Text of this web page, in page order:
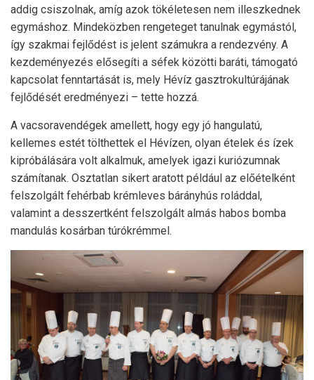
addig csiszolnak, amíg azok tökéletesen nem illeszkednek
egymáshoz. Mindeközben rengeteget tanulnak egymástól,
így szakmai fejlődést is jelent számukra a rendezvény. A
kezdeményezés elősegíti a séfek közötti baráti, támogató
kapcsolat fenntartását is, mely Hévíz gasztrokultúrájának
fejlődését eredményezi – tette hozzá.
A vacsoravendégek amellett, hogy egy jó hangulatú,
kellemes estét tölthettek el Hévízen, olyan ételek és ízek
kipróbálására volt alkalmuk, amelyek igazi kuriózumnak
számítanak. Osztatlan sikert aratott például az előételként
felszolgált fehérbab krémleves bárányhús roláddal,
valamint a desszertként felszolgált almás habos bomba
mandulás kosárban túrókrémmel.